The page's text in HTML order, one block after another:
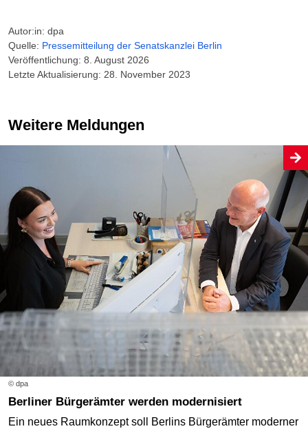
Autor:in: dpa
Quelle: Pressemitteilung der Senatskanzlei Berlin
Veröffentlichung: 8. August 2026
Letzte Aktualisierung: 28. November 2023
Weitere Meldungen
© dpa
Berliner Bürgerämter werden modernisiert
Ein neues Raumkonzept soll Berlins Bürgerämter moderner